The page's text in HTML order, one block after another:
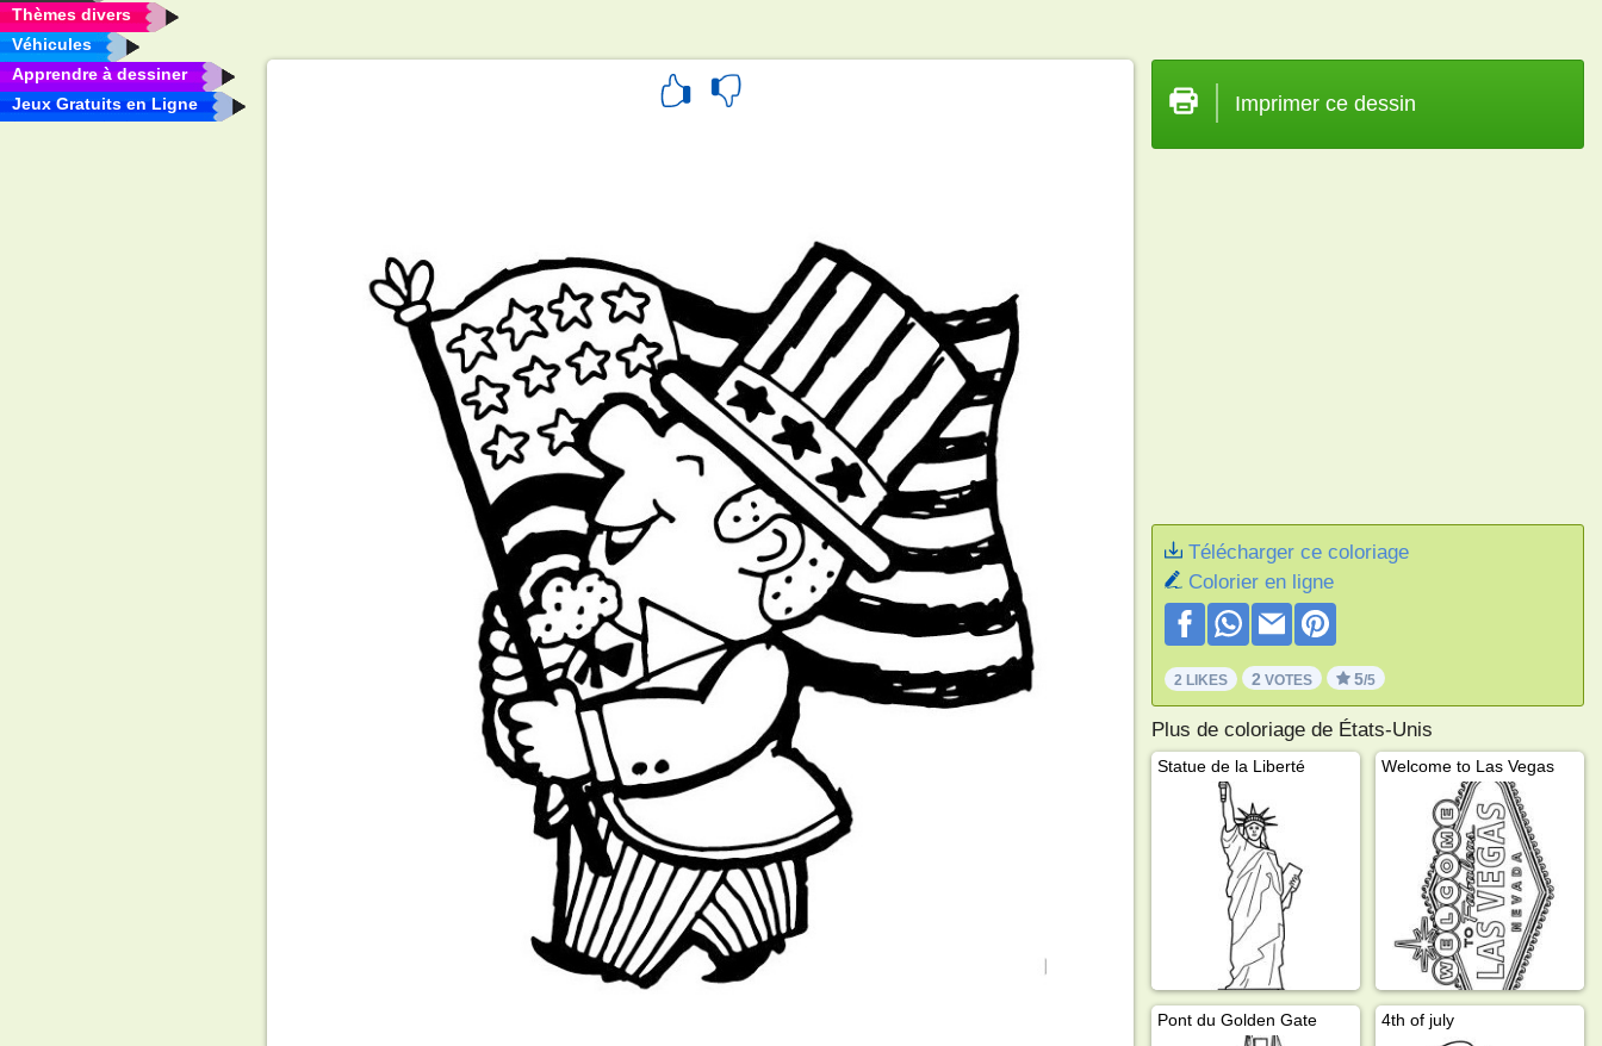
Thèmes divers
Véhicules
Apprendre à dessiner
Jeux Gratuits en Ligne
Imprimer ce dessin
Télécharger ce coloriage
Colorier en ligne
2 LIKES 2 VOTES 5/5
Plus de coloriage de États-Unis
Statue de la Liberté Welcome to Las Vegas
Pont du Golden Gate 4th of july